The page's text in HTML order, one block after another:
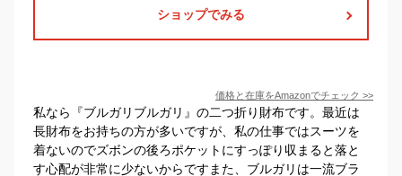
ショップでみる
価格と在庫をAmazonでチェック >>
私なら『ブルガリブルガリ』の二つ折り財布です。最近は
長財布をお持ちの方が多いですが、私の仕事ではスーツを
着ないのでズボンの後ろポケットにすっぽり収まると落と
す心配が非常に少ないからですまた、ブルガリは一流ブラ